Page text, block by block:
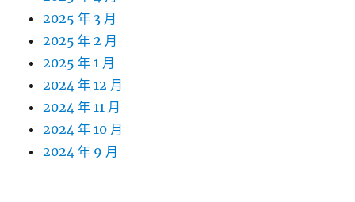
2025 年 3 月
2025 年 2 月
2025 年 1 月
2024 年 12 月
2024 年 11 月
2024 年 10 月
2024 年 9 月